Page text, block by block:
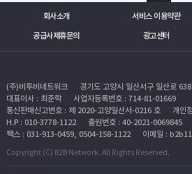
회사소개 서비스 이용약관
공급사제휴문의 광고센터
(주)비투비네트워크
경기도 고양시 일산서구 일산로
대표이사 : 최준락
사업자등록번호 : 714-81-01669
통신판매신고번호 : 제 2020-고양일산서-0216 호
개인
H.P : 010-3778-1122
출원번호 : 40-2021-0069845
팩스 : 031-913-0459, 0504-158-1122
이메일 :
Copyright (C) B2B Network. All Rights Reserved.